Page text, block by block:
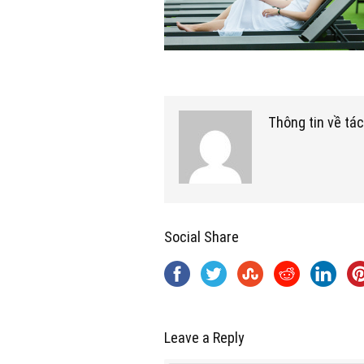
Thông tin về
Social Share
Leave a Reply